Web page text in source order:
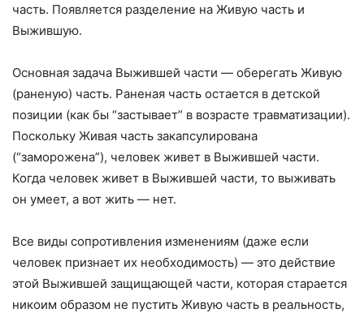
часть. Появляется разделение на Живую часть и
Выжившую.
Основная задача Выжившей части — оберегать Живую
(раненую) часть. Раненая часть остается в детской
позиции (как бы “застывает” в возрасте травматизации).
Поскольку Живая часть закапсулирована
(“заморожена”), человек живет в Выжившей части.
Когда человек живет в Выжившей части, то выживать
он умеет, а вот жить — нет.
Все виды сопротивления изменениям (даже если
человек признает их необходимость) — это действие
этой Выжившей защищающей части, которая старается
никоим образом не пустить Живую часть в реальность,